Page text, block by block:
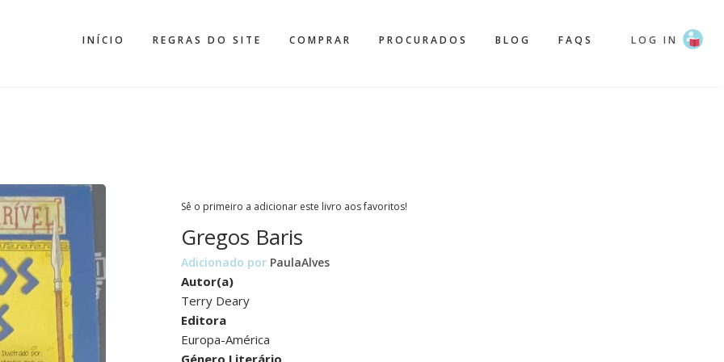
INÍCIO REGRAS DO SITE COMPRAR PROCURADOS BLOG FAQS LOG IN
Sê o primeiro a adicionar este livro aos favoritos!
Gregos Baris
Adicionado por PaulaAlves
Autor(a)
Terry Deary
Editora
Europa-América
Género Literário